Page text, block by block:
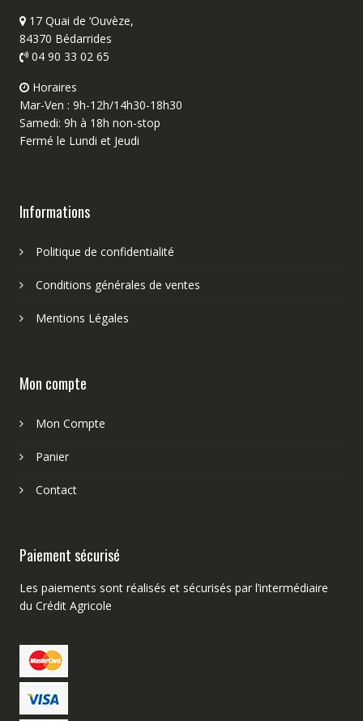
17 Quai de ‘Ouvèze,
84370 Bédarrides
04 90 33 02 65
Horaires
Mar-Ven : 9h-12h/14h30-18h30
Samedi: 9h à 18h non-stop
Fermé le Lundi et Jeudi
Informations
Politique de confidentialité
Conditions générales de ventes
Mentions Légales
Mon compte
Mon Compte
Panier
Contact
Paiement sécurisé
Les paiements sont réalisés et sécurisés par l’intermédiaire
du Crédit Agricole